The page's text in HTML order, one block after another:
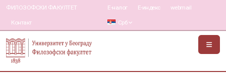
ФИЛОЗОФСКИ ФАКУЛТЕТ
Контакт
Е-налог Е-индекс webmail
Срб